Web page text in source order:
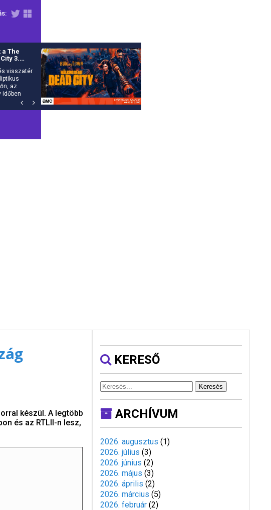
The
3.
visszatér
az
időben
n a The
készül. A legtöbb
és az RTLII-n lesz,
KERESŐ
Keresés
ARCHÍVUM
2026. augusztus (1)
2026. július (3)
2026. június (2)
2026. május (3)
2026. április (2)
2026. március (5)
2026. február (2)